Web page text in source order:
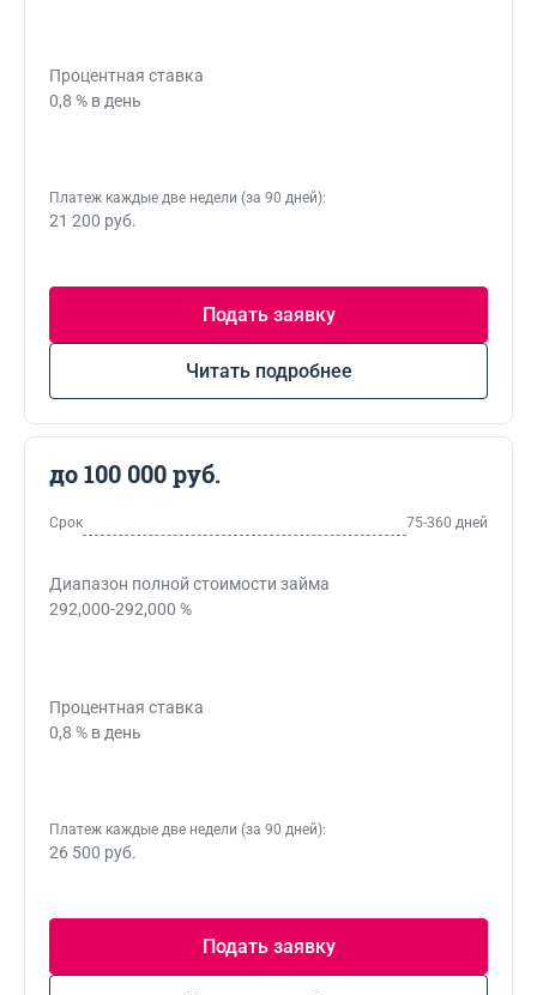
Процентная ставка
0,8 % в день
Платеж каждые две недели (за 90 дней):
21 200 руб.
Подать заявку
Читать подробнее
до 100 000 руб.
Срок 75-360 дней
Диапазон полной стоимости займа
292,000-292,000 %
Процентная ставка
0,8 % в день
Платеж каждые две недели (за 90 дней):
26 500 руб.
Подать заявку